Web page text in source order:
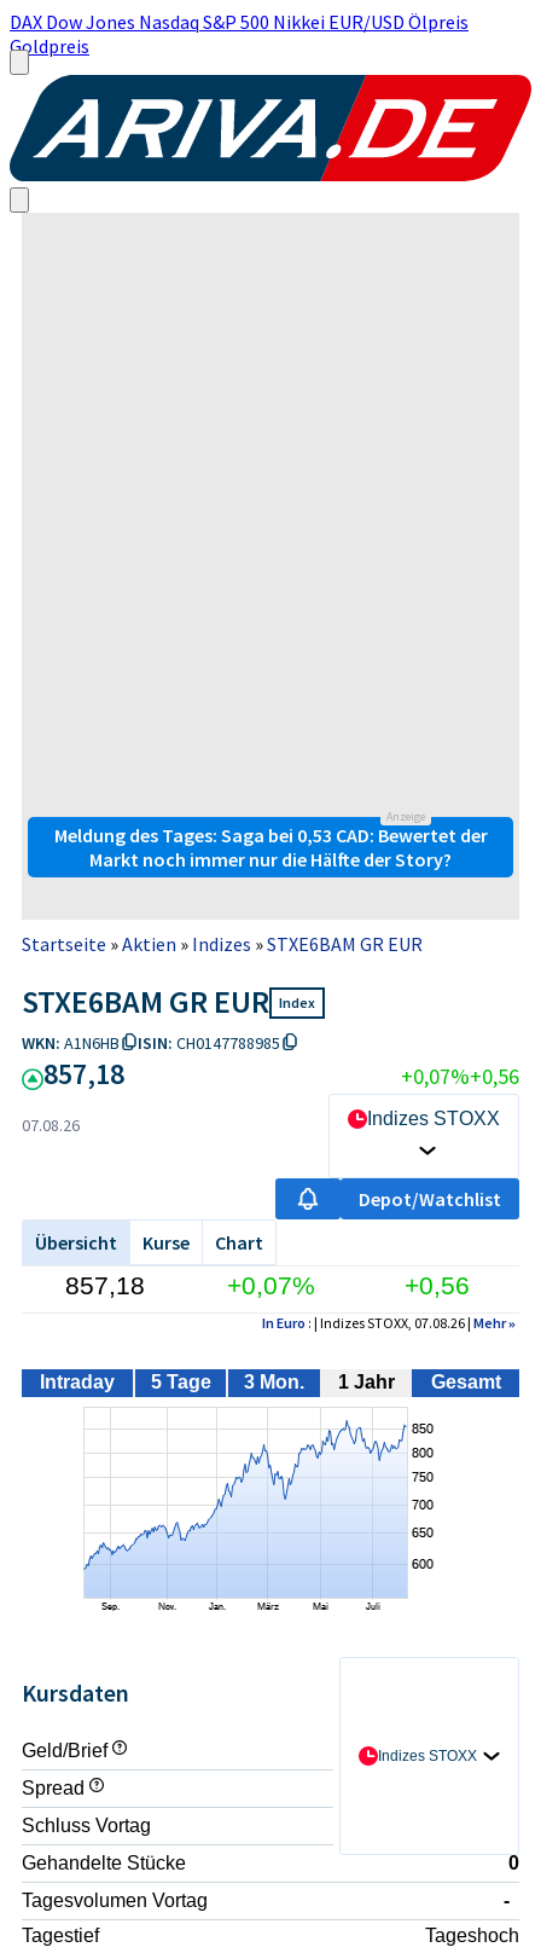
DAX Dow Jones Nasdaq S&P 500 Nikkei EUR/USD Ölpreis
Goldpreis
Anzeige
Meldung des Tages: Saga bei 0,53 CAD: Bewertet der
Markt noch immer nur die Hälfte der Story?
Startseite »Aktien » Indizes »STXE6BAM GR EUR
STXE6BAM GR EUR Index
WKN: A1N6HB ISIN: CH0147788985
857,18 +0,07%+0,56
07.08.26 Indizes STOXX
Depot/Watchlist
Übersicht
Kurse Chart
857,18 +0,07% +0,56
In Euro : | Indizes STOXX, 07.08.26 | Mehr»
Intraday 5 Tage 3 Mon. 1 Jahr Gesamt
Kursdaten
Indizes STOXX
Geld/Brief
- / -
Spread
Schluss Vortag
Gehandelte Stücke
0
Tagesvolumen Vortag
-
Tagestief
Tageshoch